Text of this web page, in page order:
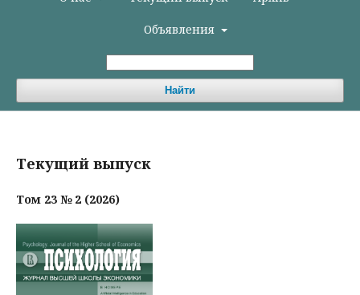
Объявления
Найти
Текущий выпуск
Том 23 № 2 (2026)